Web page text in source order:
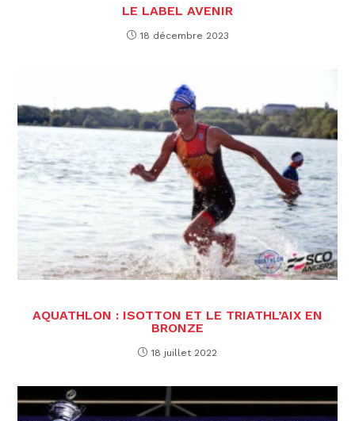
LE LABEL AVENIR
18 décembre 2023
AQUATHLON : ISOTTON ET LE TRIATHL’AIX EN
BRONZE
18 juillet 2022